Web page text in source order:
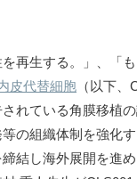
再生する。」、「
皮代替細胞 （以下
れている角膜移植
の組織体制を強化
結し海外展開を進